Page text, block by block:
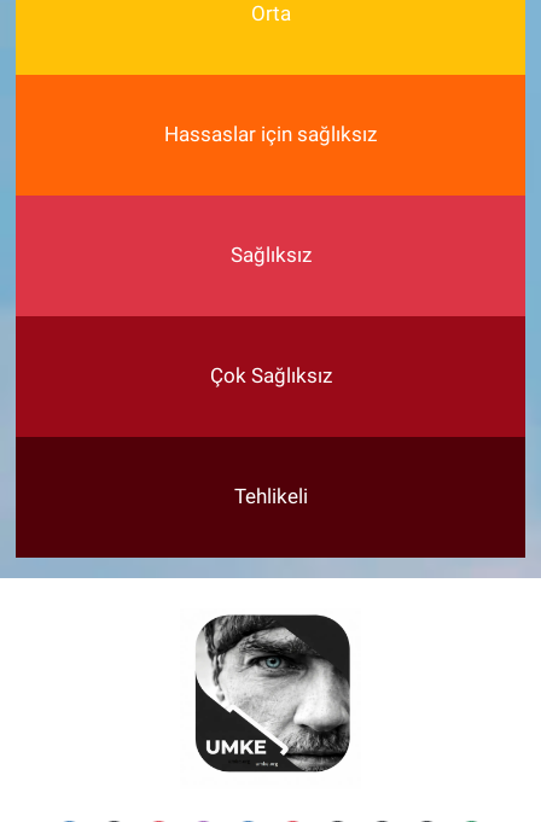
Orta
Hassaslar için sağlıksız
Sağlıksız
Çok Sağlıksız
Tehlikeli